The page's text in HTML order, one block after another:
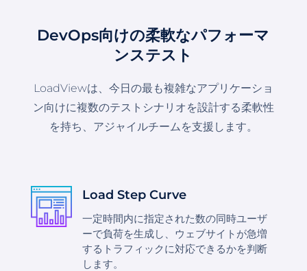
DevOps向けの柔軟なパフォーマ
ンステスト
LoadViewは、今日の最も複雑なアプリケーショ
ン向けに複数のテストシナリオを設計する柔軟性
を持ち、アジャイルチームを支援します。
Load Step Curve
一定時間内に指定された数の同時ユーザ
ーで負荷を生成し、ウェブサイトが急増
するトラフィックに対応できるかを判断
します。